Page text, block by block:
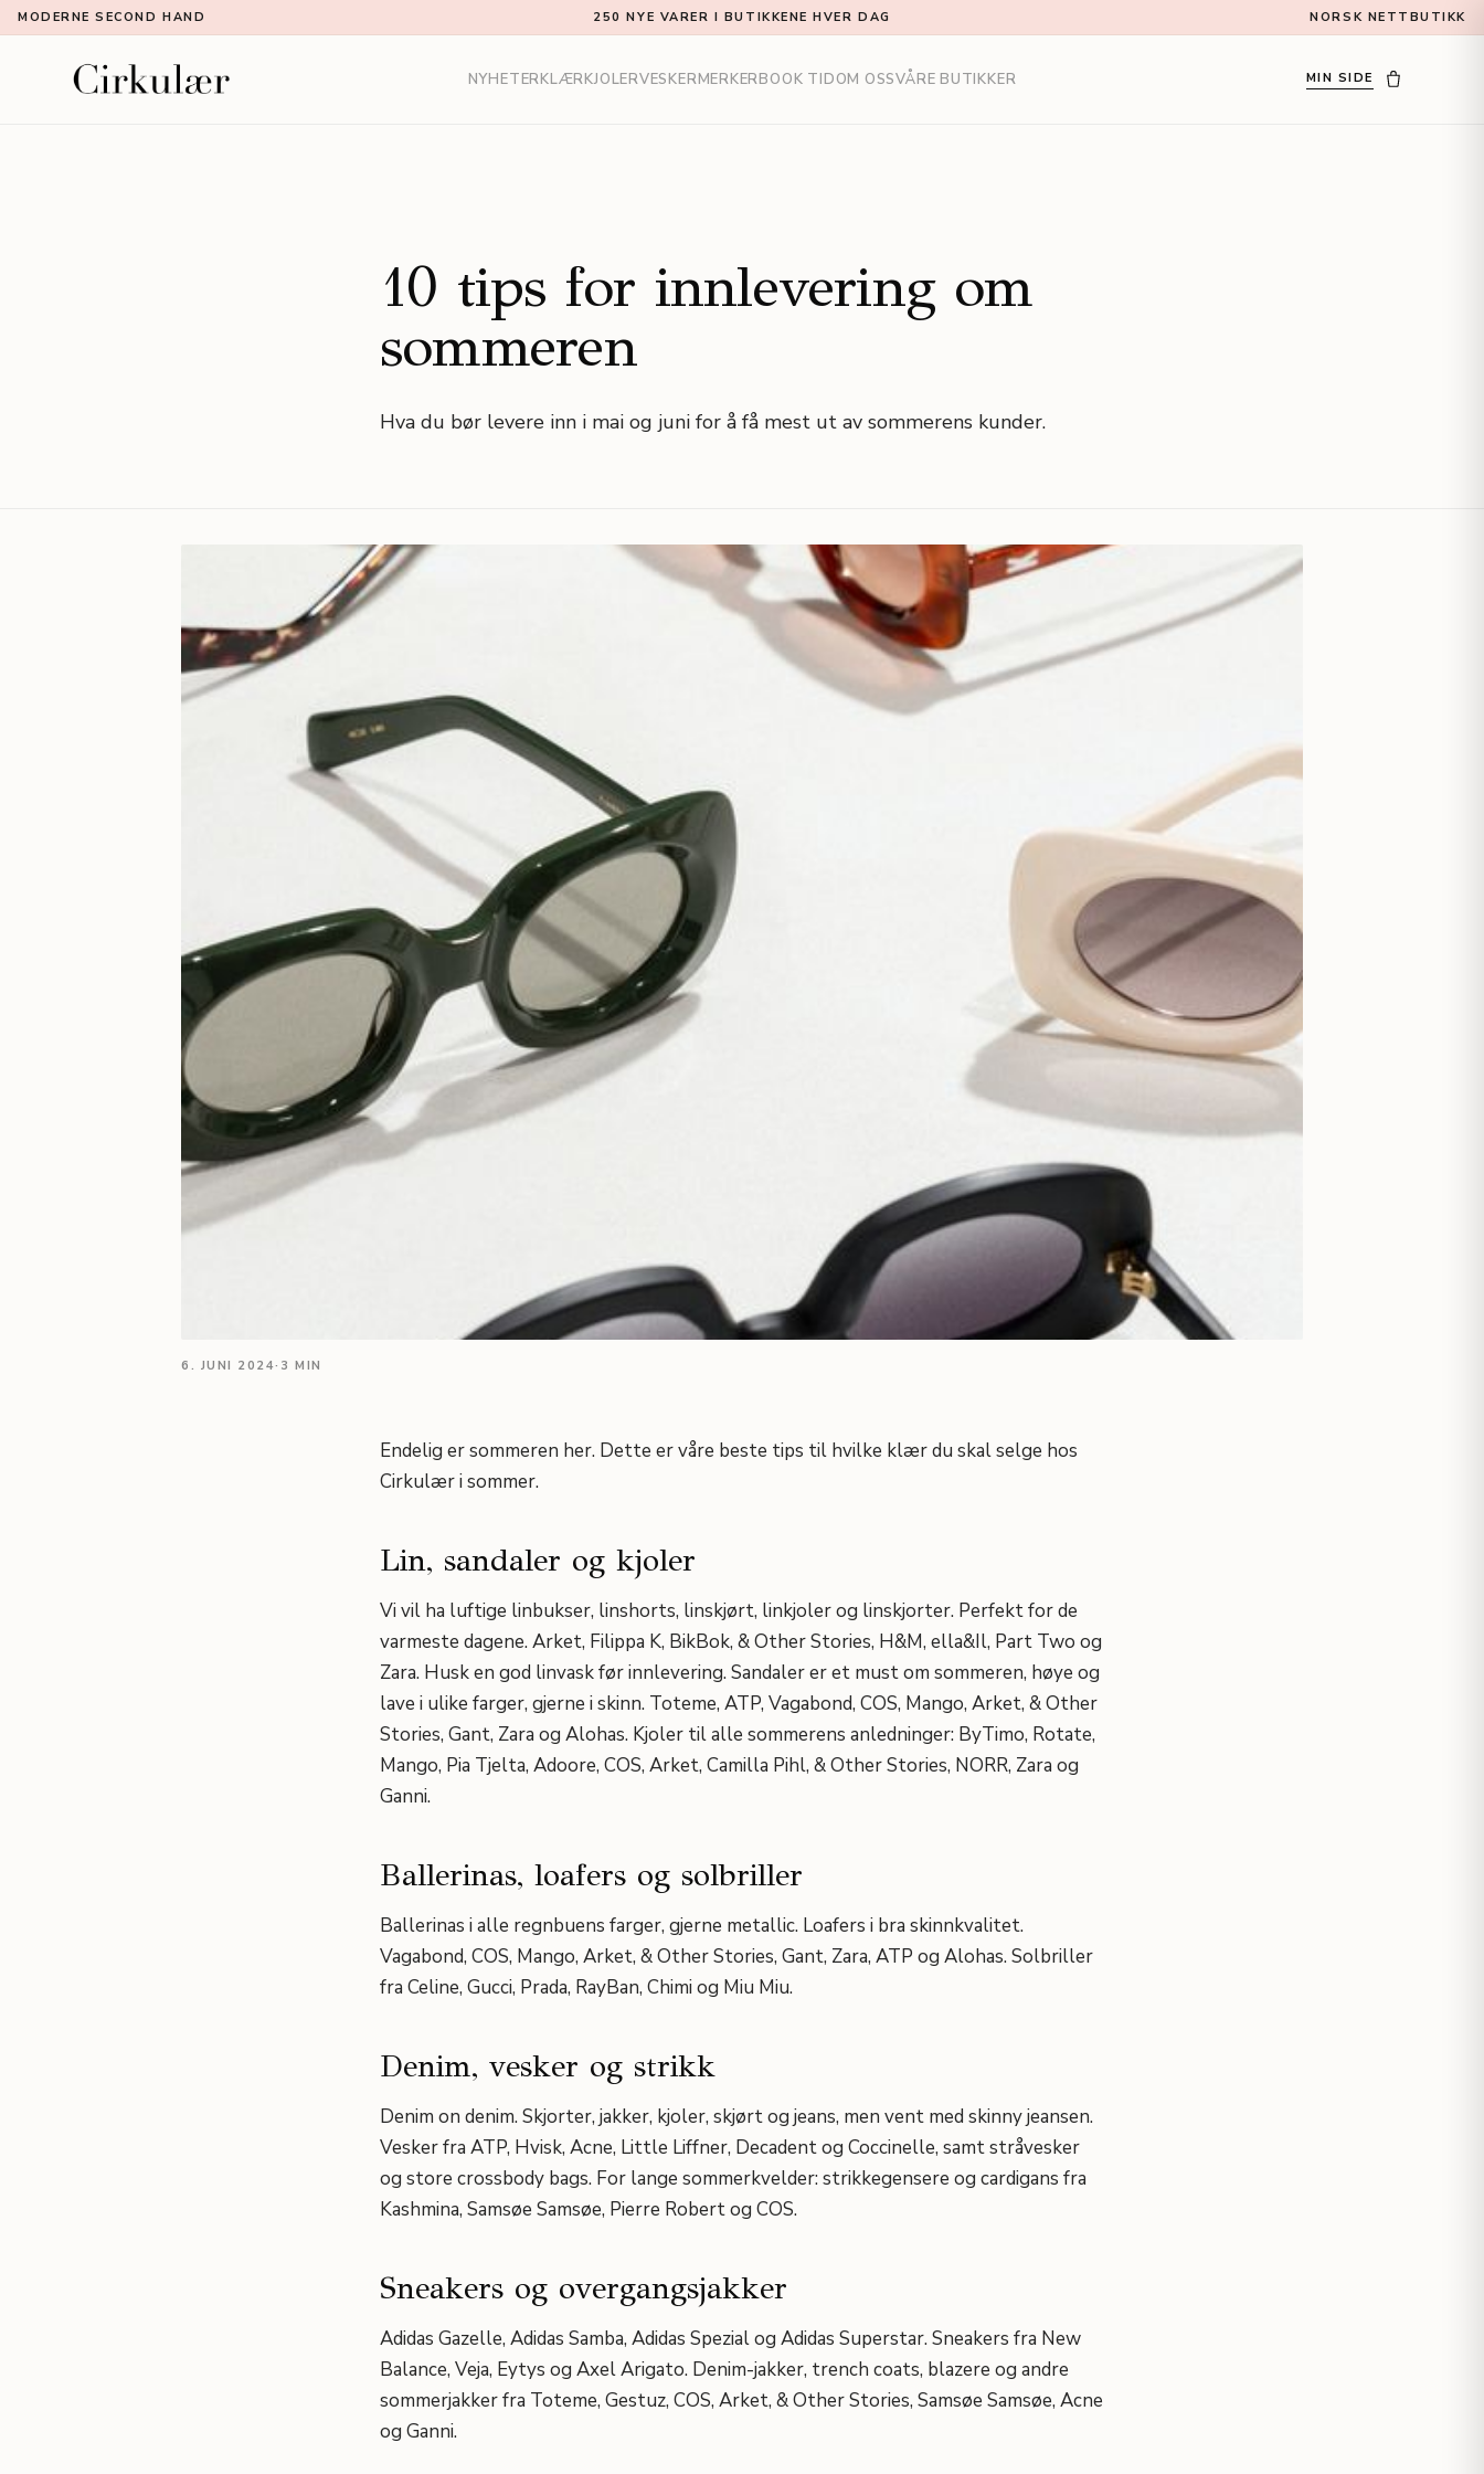
MODERNE SECOND HAND 250 NYE VARER I BUTIKKENE HVER DAG NORSK NETTBUTIKK
NYHETERKLÆRKJOLERVESKERMERKERBOOK TIDOM OSSVÅRE BUTIKKER MIN SIDE
10 tips for innlevering om
sommeren
Hva du bør levere inn i mai og juni for å få mest ut av sommerens kunder.
6. JUNI 2024· 3 MIN
Endelig er sommeren her. Dette er våre beste tips til hvilke klær du skal selge hos
Cirkulær i sommer.
Lin, sandaler og kjoler
Vi vil ha luftige linbukser, linshorts, linskjørt, linkjoler og linskjorter. Perfekt for de
varmeste dagene. Arket, Filippa K, BikBok, & Other Stories, H&M, ella&Il, Part Two og
Zara. Husk en god linvask før innlevering. Sandaler er et must om sommeren, høye og
lave i ulike farger, gjerne i skinn. Toteme, ATP, Vagabond, COS, Mango, Arket, & Other
Stories, Gant, Zara og Alohas. Kjoler til alle sommerens anledninger: ByTimo, Rotate,
Mango, Pia Tjelta, Adoore, COS, Arket, Camilla Pihl, & Other Stories, NORR, Zara og
Ganni.
Ballerinas, loafers og solbriller
Ballerinas i alle regnbuens farger, gjerne metallic. Loafers i bra skinnkvalitet.
Vagabond, COS, Mango, Arket, & Other Stories, Gant, Zara, ATP og Alohas. Solbriller
fra Celine, Gucci, Prada, RayBan, Chimi og Miu Miu.
Denim, vesker og strikk
Denim on denim. Skjorter, jakker, kjoler, skjørt og jeans, men vent med skinny jeansen.
Vesker fra ATP, Hvisk, Acne, Little Liffner, Decadent og Coccinelle, samt stråvesker
og store crossbody bags. For lange sommerkvelder: strikkegensere og cardigans fra
Kashmina, Samsøe Samsøe, Pierre Robert og COS.
Sneakers og overgangsjakker
Adidas Gazelle, Adidas Samba, Adidas Spezial og Adidas Superstar. Sneakers fra New
Balance, Veja, Eytys og Axel Arigato. Denim-jakker, trench coats, blazere og andre
sommerjakker fra Toteme, Gestuz, COS, Arket, & Other Stories, Samsøe Samsøe, Acne
og Ganni.